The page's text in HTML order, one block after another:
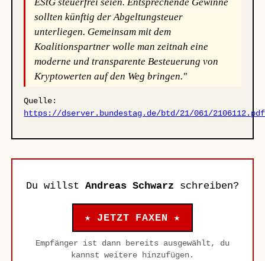
sollten künftig der Abgeltungsteuer
unterliegen. Gemeinsam mit dem
Koalitionspartner wolle man zeitnah eine
moderne und transparente Besteuerung von
Kryptowerten auf den Weg bringen."
Quelle:
https://dserver.bundestag.de/btd/21/061/2106112.pdf
Du willst Andreas Schwarz schreiben?
★ JETZT FAXEN ★
Empfänger ist dann bereits ausgewählt, du
kannst weitere hinzufügen.